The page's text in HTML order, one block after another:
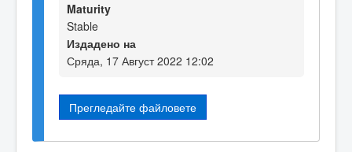
Maturity
Stable
Издадено на
Сряда, 17 Август 2022 12:02
Прегледайте файловете